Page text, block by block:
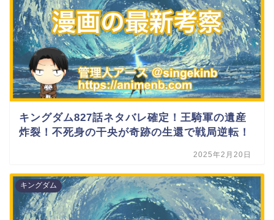
キングダム827話ネタバレ確定！王騎軍の遺産
炸裂！不死身の干央が奇跡の生還で戦局逆転！
2025年2月20日
キングダム